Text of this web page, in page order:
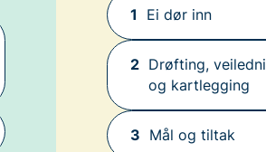
1 Ei dør inn
2 Drøfting,
og kartlegging
3 Mål og tiltak